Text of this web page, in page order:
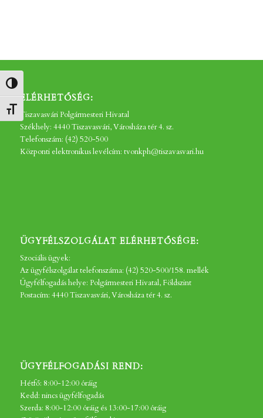
Nagy kontraszt váltása
Betűméret váltása
ELÉRHETŐSÉG:
Tiszavasvári Polgármesteri Hivatal
Székhely: 4440 Tiszavasvári, Városháza tér 4. sz.
Telefonszám: (42) 520-500
Központi elektronikus levélcím: tvonkph@tiszavasvari.hu
ÜGYFÉLSZOLGÁLAT ELÉRHETŐSÉGE:
Szociális ügyek:
Az ügyfélszolgálat telefonszáma: (42) 520-500/158. mellék
Ügyfélfogadás helye: Polgármesteri Hivatal, Földszint
Postacím: 4440 Tiszavasvári, Városháza tér 4. sz.
ÜGYFÉLFOGADÁSI REND:
Hétfő: 8:00-12:00 óráig
Kedd: nincs ügyfélfogadás
Szerda: 8:00-12:00 óráig és 13:00-17:00 óráig